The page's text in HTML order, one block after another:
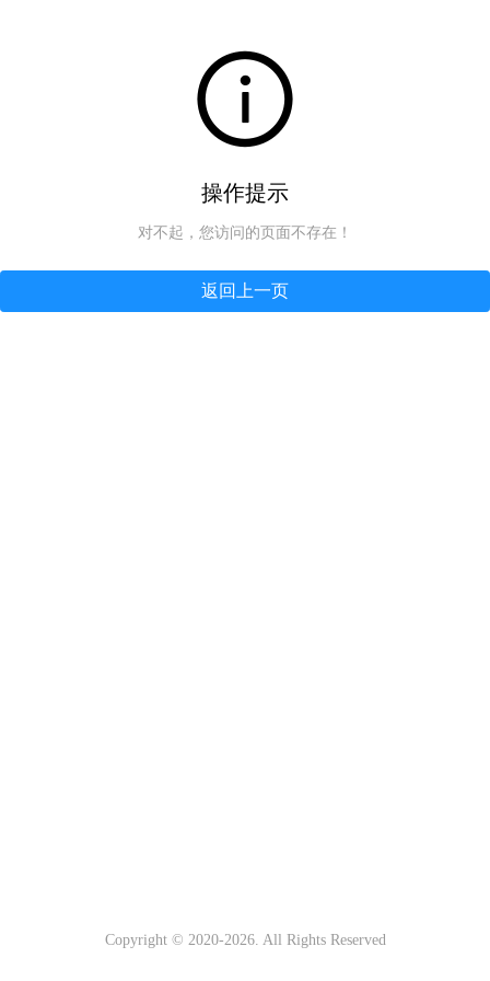
操作提示
对不起，您访问的页面不存在！
返回上一页
Copyright © 2020-2026. All Rights Reserved